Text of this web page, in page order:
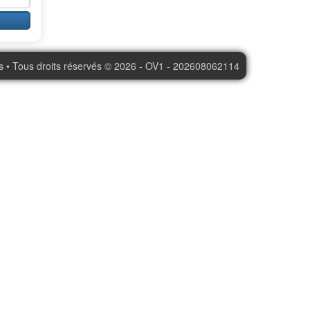
• Tous droits réservés © 2026 - OV1 - 202608062114